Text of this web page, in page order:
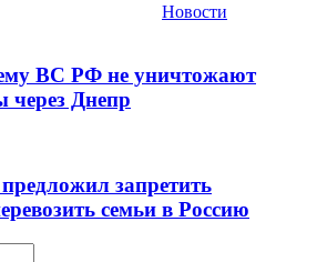
Новости
ВС РФ не уничтожают
через Днепр
запретить
семьи в Россию